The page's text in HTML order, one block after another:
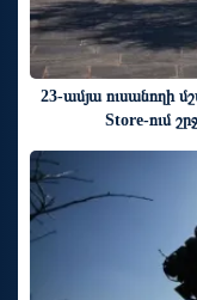
23-ամյա ուսանողի
Store-ում